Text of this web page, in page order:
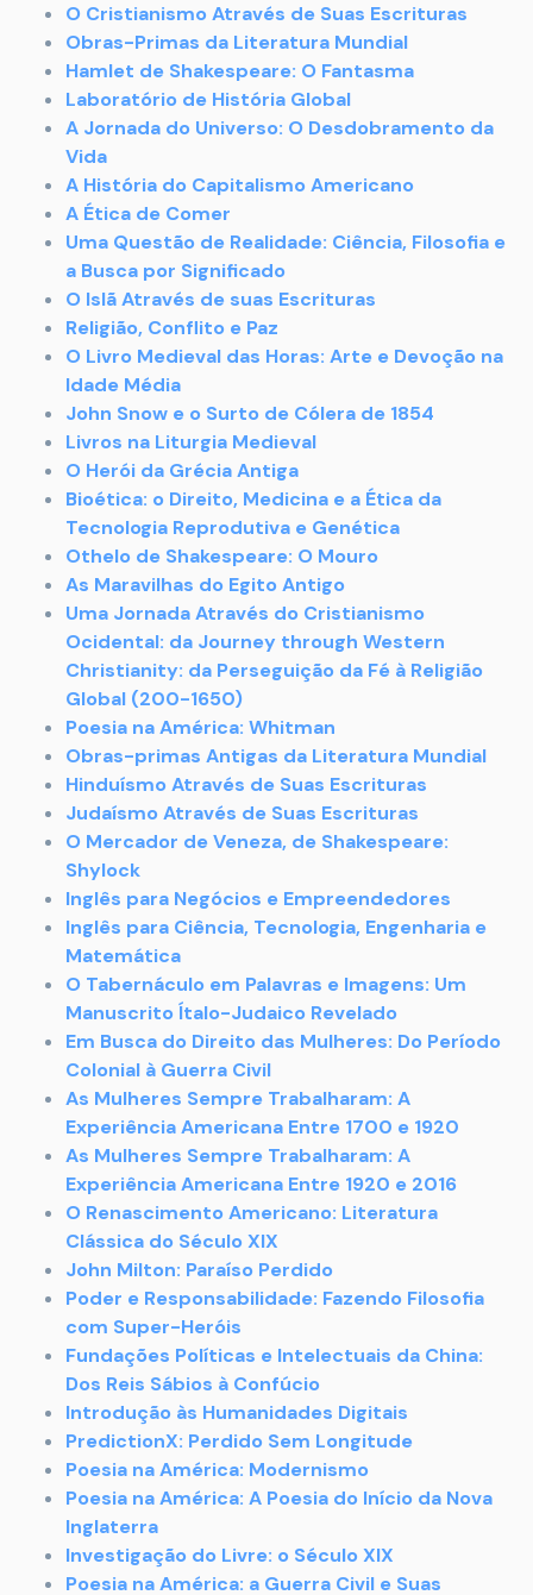
O Cristianismo Através de Suas Escrituras
Obras-Primas da Literatura Mundial
Hamlet de Shakespeare: O Fantasma
Laboratório de História Global
A Jornada do Universo: O Desdobramento da
Vida
A História do Capitalismo Americano
A Ética de Comer
Uma Questão de Realidade: Ciência, Filosofia e
a Busca por Significado
O Islã Através de suas Escrituras
Religião, Conflito e Paz
O Livro Medieval das Horas: Arte e Devoção na
Idade Média
John Snow e o Surto de Cólera de 1854
Livros na Liturgia Medieval
O Herói da Grécia Antiga
Bioética: o Direito, Medicina e a Ética da
Tecnologia Reprodutiva e Genética
Othelo de Shakespeare: O Mouro
As Maravilhas do Egito Antigo
Uma Jornada Através do Cristianismo
Ocidental: da Journey through Western
Christianity: da Perseguição da Fé à Religião
Global (200-1650)
Poesia na América: Whitman
Obras-primas Antigas da Literatura Mundial
Hinduísmo Através de Suas Escrituras
Judaísmo Através de Suas Escrituras
O Mercador de Veneza, de Shakespeare:
Shylock
Inglês para Negócios e Empreendedores
Inglês para Ciência, Tecnologia, Engenharia e
Matemática
O Tabernáculo em Palavras e Imagens: Um
Manuscrito Ítalo-Judaico Revelado
Em Busca do Direito das Mulheres: Do Período
Colonial à Guerra Civil
As Mulheres Sempre Trabalharam: A
Experiência Americana Entre 1700 e 1920
As Mulheres Sempre Trabalharam: A
Experiência Americana Entre 1920 e 2016
O Renascimento Americano: Literatura
Clássica do Século XIX
John Milton: Paraíso Perdido
Poder e Responsabilidade: Fazendo Filosofia
com Super-Heróis
Fundações Políticas e Intelectuais da China:
Dos Reis Sábios à Confúcio
Introdução às Humanidades Digitais
PredictionX: Perdido Sem Longitude
Poesia na América: Modernismo
Poesia na América: A Poesia do Início da Nova
Inglaterra
Investigação do Livre: o Século XIX
Poesia na América: a Guerra Civil e Suas